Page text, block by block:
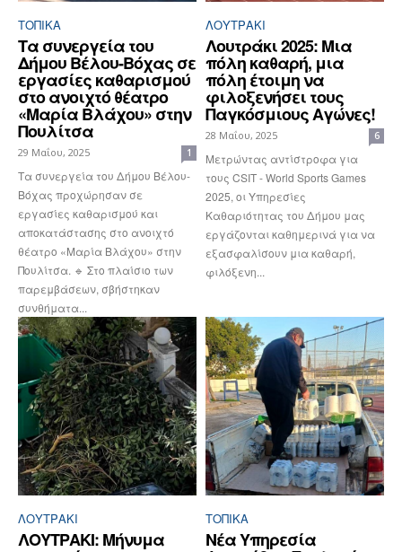
ΤΟΠΙΚΑ
Τα συνεργεία του
Δήμου Βέλου-Βόχας σε
εργασίες καθαρισμού
στο ανοιχτό θέατρο
«Μαρία Βλάχου» στην
Πουλίτσα
29 Μαΐου, 2025 1
Τα συνεργεία του Δήμου Βέλου-
Βόχας προχώρησαν σε
εργασίες καθαρισμού και
αποκατάστασης στο ανοιχτό
θέατρο «Μαρία Βλάχου» στην
Πουλίτσα. 🔹 Στο πλαίσιο των
παρεμβάσεων, σβήστηκαν
συνθήματα...
ΛΟΥΤΡΆΚΙ
Λουτράκι 2025: Μια
πόλη καθαρή, μια
πόλη έτοιμη να
φιλοξενήσει τους
Παγκόσμιους Αγώνες!
28 Μαΐου, 2025 6
Μετρώντας αντίστροφα για
τους CSIT - World Sports Games
2025, οι Υπηρεσίες
Καθαριότητας του Δήμου μας
εργάζονται καθημερινά για να
εξασφαλίσουν μια καθαρή,
φιλόξενη...
ΛΟΥΤΡΆΚΙ
ΛΟΥΤΡΑΚΙ: Μήνυμα
ΤΟΠΙΚΑ
Νέα Υπηρεσία